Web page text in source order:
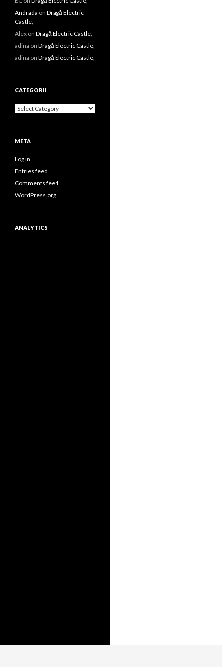
Andrada on Dragă Electric
Castle,
Alex on Dragă Electric Castle,
adina on Dragă Electric Castle,
adina on Dragă Electric Castle,
CATEGORII
Categorii
META
Log in
Entries feed
Comments feed
WordPress.org
ANALYTICS